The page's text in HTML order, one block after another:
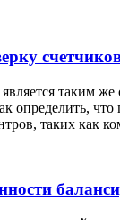
таким
определить,
таких как